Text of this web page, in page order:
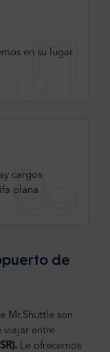
en su lugar
cargos
plana
de
Mr.Shuttle son
viajar entre
Le ofrecemos